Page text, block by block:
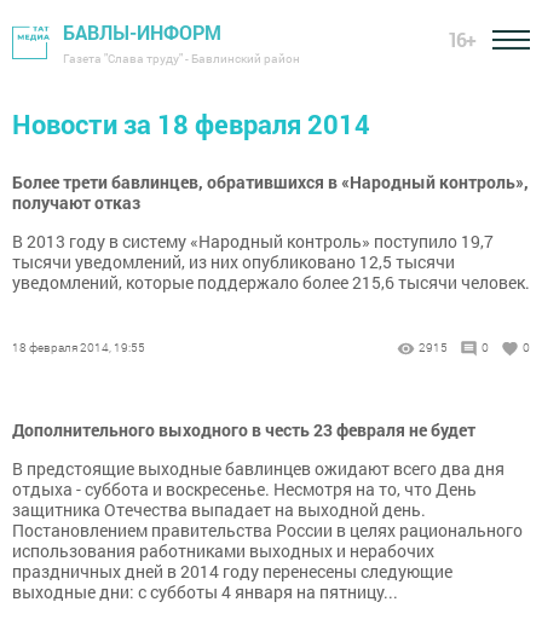
БАВЛЫ-ИНФОРМ
Газета "Слава труду" - Бавлинский район
16+
Новости за 18 февраля 2014
Более трети бавлинцев, обратившихся в «Народный контроль»,
получают отказ
В 2013 году в систему «Народный контроль» поступило 19,7
тысячи уведомлений, из них опубликовано 12,5 тысячи
уведомлений, которые поддержало более 215,6 тысячи человек.
18 февраля 2014, 19:55 2915 0 0
Дополнительного выходного в честь 23 февраля не будет
В предстоящие выходные бавлинцев ожидают всего два дня
отдыха - суббота и воскресенье. Несмотря на то, что День
защитника Отечества выпадает на выходной день.
Постановлением правительства России в целях рационального
использования работниками выходных и нерабочих
праздничных дней в 2014 году перенесены следующие
выходные дни: с субботы 4 января на пятницу...